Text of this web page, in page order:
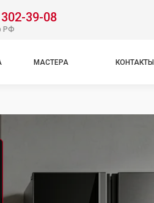
39-08
РФ
МАСТЕРА КОНТАКТЫ